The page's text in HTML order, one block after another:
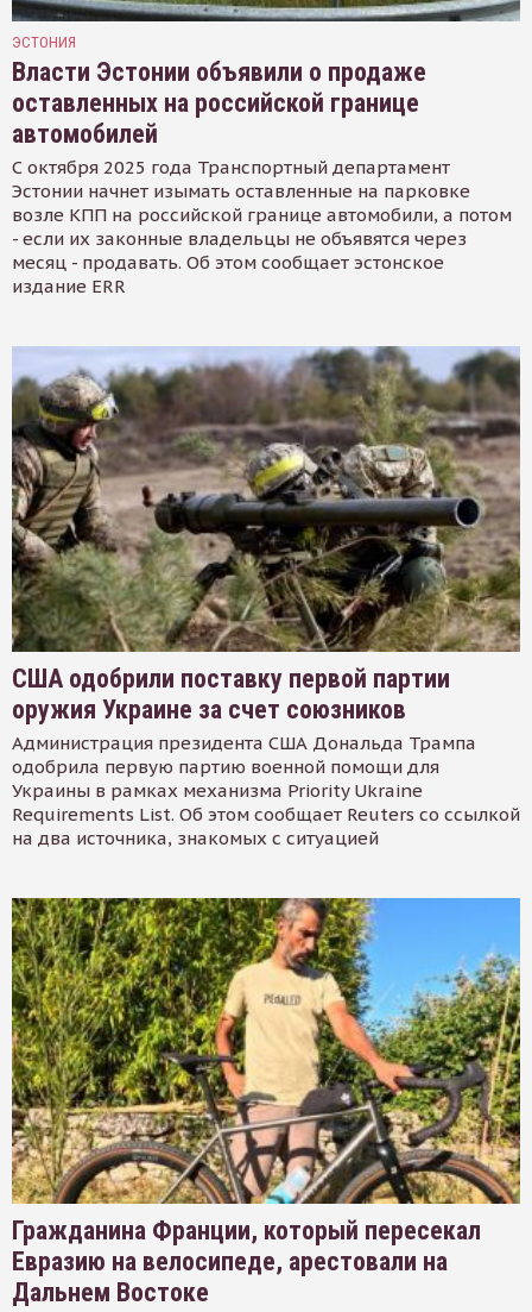
ЭСТОНИЯ
Власти Эстонии объявили о продаже
оставленных на российской границе
автомобилей
С октября 2025 года Транспортный департамент
Эстонии начнет изымать оставленные на парковке
возле КПП на российской границе автомобили, а потом
- если их законные владельцы не объявятся через
месяц - продавать. Об этом сообщает эстонское
издание ERR
США одобрили поставку первой партии
оружия Украине за счет союзников
Администрация президента США Дональда Трампа
одобрила первую партию военной помощи для
Украины в рамках механизма Priority Ukraine
Requirements List. Об этом сообщает Reuters со ссылкой
на два источника, знакомых с ситуацией
Гражданина Франции, который пересекал
Евразию на велосипеде, арестовали на
Дальнем Востоке